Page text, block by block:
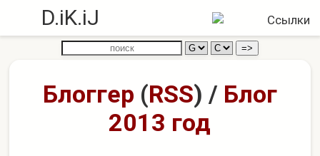
D.iK.iJ
Блоггер (RSS) / Блог
2013 год